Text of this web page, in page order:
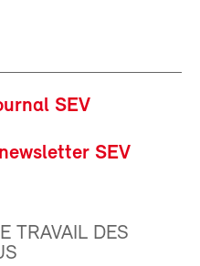
SEV
SEV
TRAVAIL DES